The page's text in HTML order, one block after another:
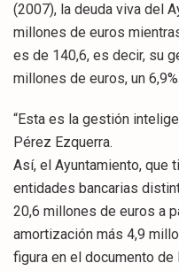
(2007), la deuda viva del
millones de euros
es de 140,6, es decir, su
millones de euros, un 6,9%.
“Esta es la gestión
Pérez Ezquerra.
Así, el Ayuntamiento, que
entidades bancarias
20,6 millones de euros a
amortización más 4,9
figura en el documento